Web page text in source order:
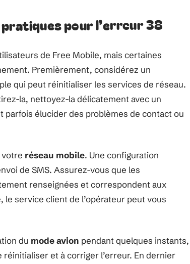
pour l’erreur 38
de Free Mobile, mais certaines
Premièrement, considérez un
qui peut réinitialiser les services de réseau.
la, nettoyez-la délicatement avec un
élucider des problèmes de contact ou
votre réseau mobile. Une configuration
de SMS. Assurez-vous que les
renseignées et correspondent aux
service client de l’opérateur peut vous
du mode avion pendant quelques instants,
et à corriger l’erreur. En dernier